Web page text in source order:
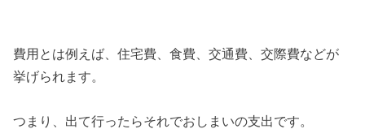
費用とは例えば、住宅費、食費、交通費、交際費などが
挙げられます。
つまり、出て行ったらそれでおしまいの支出です。